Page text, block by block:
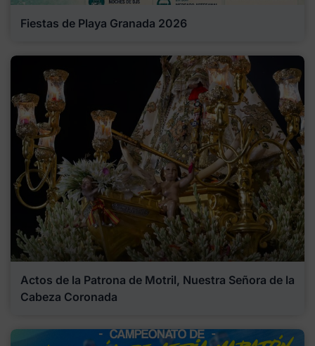
Fiestas de Playa Granada 2026
Actos de la Patrona de Motril, Nuestra Señora de la
Cabeza Coronada